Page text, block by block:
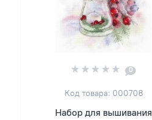
0
Код товара: 000708
Набор для вышивания